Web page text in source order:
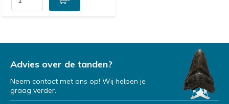
Advies over de tanden?
Neem contact met ons op! Wij helpen je
graag verder.